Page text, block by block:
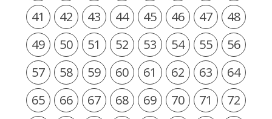
41
42 43 44 45 46 47
48
49
50 51 52 53 54 55
56
57
58 59 60 61 62 63
64
65
66 67 68 69 70 71
72